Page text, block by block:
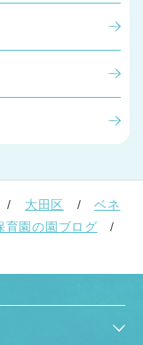
大田区
ベネ
育園の園ブログ